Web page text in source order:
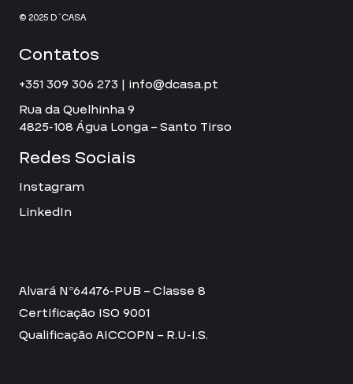
© 2025 D´CASA
Contatos
+351 309 306 273 | info@dcasa.pt
Rua da Quelhinha 9
4825-108 Água Longa – Santo Tirso
Redes Sociais
Instagram
LinkedIn
Alvará Nº64476-PUB – Classe 8
Certificação ISO 9001
Qualificação AICCOPN – R.U-I.S.